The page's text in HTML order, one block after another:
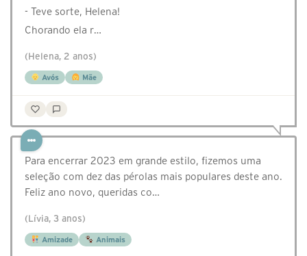
- Teve sorte, Helena!
Chorando ela r…
(Helena, 2 anos)
Avós Mãe
Para encerrar 2023 em grande estilo, fizemos uma
seleção com dez das pérolas mais populares deste ano.
Feliz ano novo, queridas co…
(Lívia, 3 anos)
Amizade Animais